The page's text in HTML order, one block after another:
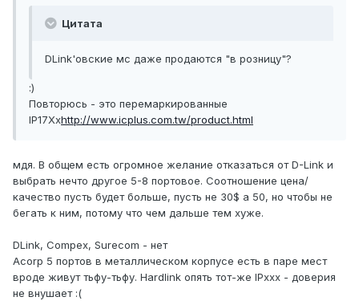
Цитата
DLink'овские мс даже продаются "в розницу"?
:)
Повторюсь - это перемаркированные
IP17Xxhttp://www.icplus.com.tw/product.html
мдя. В общем есть огромное желание отказаться от D-Link и
выбрать нечто другое 5-8 портовое. Соотношение цена/
качество пусть будет больше, пусть не 30$ а 50, но чтобы не
бегать к ним, потому что чем дальше тем хуже.
DLink, Compex, Surecom - нет
Acorp 5 портов в металлическом корпусе есть в паре мест
вроде живут тьфу-тьфу. Hardlink опять тот-же IPxxx - доверия
не внушает :(